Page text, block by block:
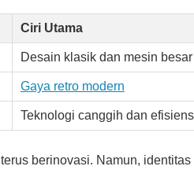
Ciri Utama
Desain klasik dan mesin besar
Gaya retro modern
Teknologi canggih dan
terus berinovasi. Namun,